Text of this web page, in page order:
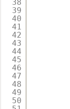
38
39
40
41
42
43
44
45
46
47
48
49
50